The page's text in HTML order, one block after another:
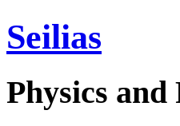
Seilias
Physics